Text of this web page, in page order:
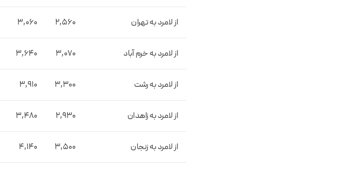
از لامرد به تهران 2,560
3,060
از لامرد به خرم آباد 3,070
3,640
از لامرد به رشت 3,300
3,910
از لامرد به زاهدان 2,930
3,480
از لامرد به زنجان 3,500
4,140